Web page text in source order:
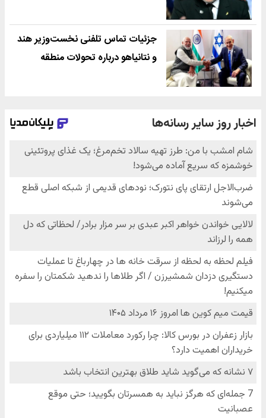
جزئیات تماس تلفنی نخست‌وزیر هند
و نتانیاهو درباره تحولات منطقه